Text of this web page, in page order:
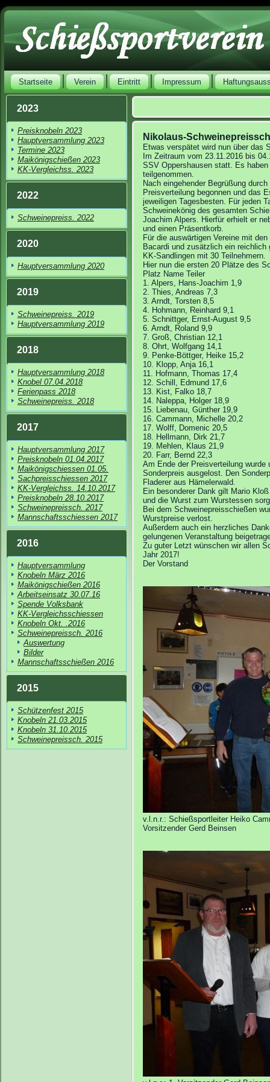
Startseite Verein Eintritt Impressum
2023
Preisknobeln 2023
Hauptversammlung 2023
Termine 2023
Maikönigschießen 2023
KK-Vergleichss. 2023
2022
Schweinepreiss. 2022
2020
Hauptversammlung 2020
2019
Schweinepreiss. 2019
Hauptversammlung 2019
2018
Hauptversammlung 2018
Knobel 07.04.2018
Ferienpass 2018
Schweinepreiss. 2018
2017
Hauptversammlung 2017
Preisknobeln 01.04.2017
Maikönigschiessen 01.05.
Sachpreisschiessen 2017
KK-Vergleichss. 14.10.2017
Preisknobeln 28.10.2017
Schweinepreissch. 2017
Mannschaftsschiessen 2017
2016
Hauptversammlung
Knobeln März 2016
Maikönigschießen 2016
Arbeitseinsatz 30.07.16
Spende Volksbank
KK-Vergleichsschiessen
Knobeln Okt. .2016
Schweinepreissch. 2016
Auswertung
Bilder
Mannschaftsschießen 2016
2015
Schützenfest 2015
Knobeln 21.03.2015
Knobeln 31.10.2015
Schweinepreissch. 2015
Nikolaus-
Etwas verspätet wird nun über das
Im Zeitraum vom 23.11.2016 bis
SSV Oppershausen statt. Es
teilgenommen.
Nach eingehender Begrüßung
Preisverteilung begonnen und das
jeweiligen Tagesbesten. Für jeden
Schweinekönig des gesamten
Joachim Alpers. Hierfür erhielt er
und einen Präsentkorb.
Für die auswärtigen Vereine mit
Bacardi und zusätzlich ein
KK-Sandlingen mit 30 Teilnehmern.
Hier nun die ersten 20 Plätze des
Platz Name Teiler
1. Alpers, Hans-Joachim 1,9
2. Thies, Andreas 7,3
3. Arndt, Torsten 8,5
4. Hohmann, Reinhard 9,1
5. Schnittger, Ernst-August 9,5
6. Arndt, Roland 9,9
7. Groß, Christian 12,1
8. Ohrt, Wolfgang 14,1
9. Penke-Böttger, Heike 15,2
10. Klopp, Anja 16,1
11. Hofmann, Thomas 17,4
12. Schill, Edmund 17,6
13. Kist, Falko 18,7
14. Naleppa, Holger 18,9
15. Liebenau, Günther 19,9
16. Cammann, Michelle 20,2
17. Wolff, Domenic 20,5
18. Hellmann, Dirk 21,7
19. Mehlen, Klaus 21,9
20. Farr, Bernd 22,3
Am Ende der Preisverteilung wurde
Sonderpreis ausgelost. Den
Fladerer aus Hämelerwald.
Ein besonderer Dank gilt Mario
und die Wurst zum Wurstessen
Bei dem Schweinepreisschießen
Wurstpreise verlost.
Außerdem auch ein herzliches
gelungenen Veranstaltung
Zu guter Letzt wünschen wir allen
Jahr 2017!
Der Vorstand
v.l.n.r.: Schießsportleiter Heiko
Vorsitzender Gerd Beinsen